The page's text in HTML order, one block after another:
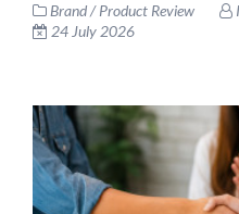
Brand / Product Review
24 July 2026